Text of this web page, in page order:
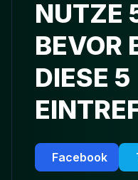
NUTZE
BEVOR
DIESE 5
Facebook